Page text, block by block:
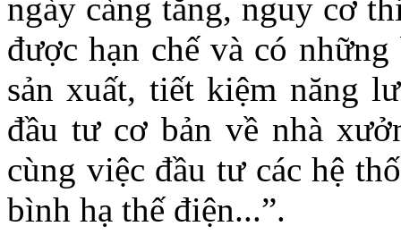
ngày càng tăng, nguy cơ
được hạn chế và có
sản xuất, tiết kiệm năng
đầu tư cơ bản về nhà
cùng việc đầu tư các hệ
bình hạ thế điện...”.